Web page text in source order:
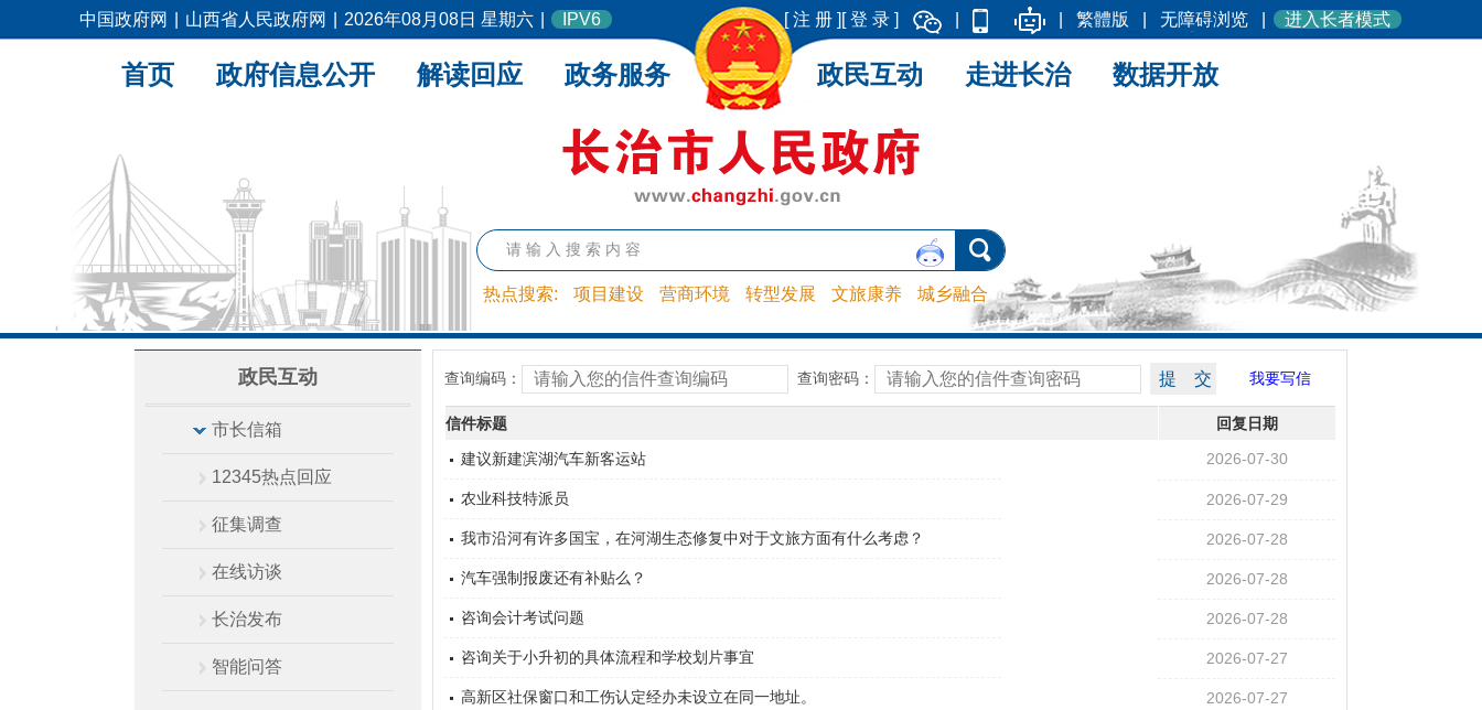
中国政府网 山西省人民政府网 2026年08月08日 星期六 IPV6 [ 登 录 ]
[ 注 册 ] 繁體版 无障碍浏览 进入长者模式
热点搜索: 项目建设 营商环境 转型发展 文旅康养 城乡融合
首页 政府信息公开 解读回应 政务服务 政民互动 走进长治 数据开放
政民互动
市长信箱
12345热点回应
征集调查
在线访谈
长治发布
智能问答
查询编码： 查询密码： 我要写信
信件标题
回复日期
建议新建滨湖汽车新客运站
2026-07-30
农业科技特派员 2026-07-29
我市沿河有许多国宝，在河湖生态修复中对于文旅方面有什么考虑？ 2026-07-28
汽车强制报废还有补贴么？ 2026-07-28
咨询会计考试问题 2026-07-28
咨询关于小升初的具体流程和学校划片事宜 2026-07-27
高新区社保窗口和工伤认定经办未设立在同一地址。 2026-07-27